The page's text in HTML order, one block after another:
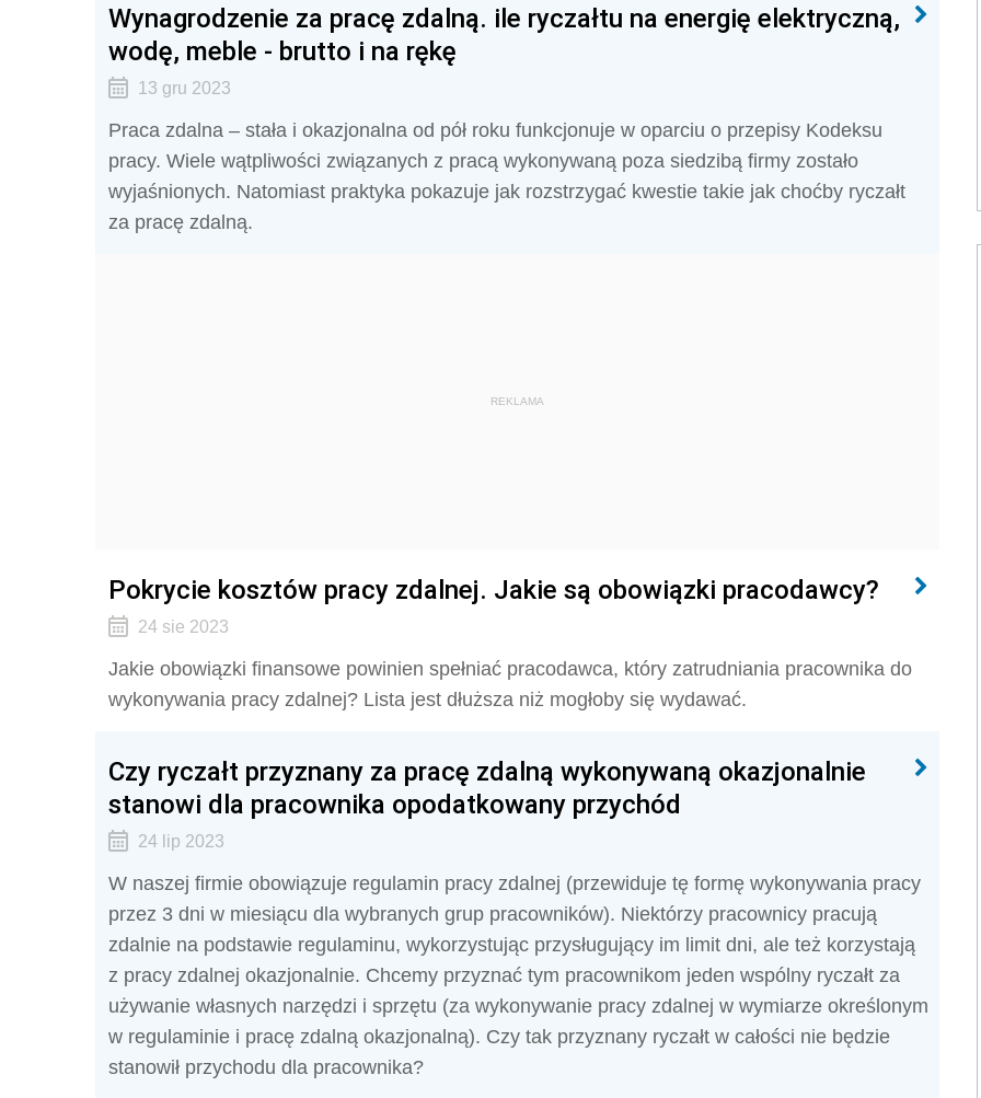
Wynagrodzenie za pracę zdalną. ile ryczałtu na energię elektryczną,
wodę, meble - brutto i na rękę
13 gru 2023
Praca zdalna – stała i okazjonalna od pół roku funkcjonuje w oparciu o przepisy Kodeksu
pracy. Wiele wątpliwości związanych z pracą wykonywaną poza siedzibą firmy zostało
wyjaśnionych. Natomiast praktyka pokazuje jak rozstrzygać kwestie takie jak choćby ryczałt
za pracę zdalną.
REKLAMA
Pokrycie kosztów pracy zdalnej. Jakie są obowiązki pracodawcy?
24 sie 2023
Jakie obowiązki finansowe powinien spełniać pracodawca, który zatrudniania pracownika do
wykonywania pracy zdalnej? Lista jest dłuższa niż mogłoby się wydawać.
Czy ryczałt przyznany za pracę zdalną wykonywaną okazjonalnie
stanowi dla pracownika opodatkowany przychód
24 lip 2023
W naszej firmie obowiązuje regulamin pracy zdalnej (przewiduje tę formę wykonywania pracy
przez 3 dni w miesiącu dla wybranych grup pracowników). Niektórzy pracownicy pracują
zdalnie na podstawie regulaminu, wykorzystując przysługujący im limit dni, ale też korzystają
z pracy zdalnej okazjonalnie. Chcemy przyznać tym pracownikom jeden wspólny ryczałt za
używanie własnych narzędzi i sprzętu (za wykonywanie pracy zdalnej w wymiarze określonym
w regulaminie i pracę zdalną okazjonalną). Czy tak przyznany ryczałt w całości nie będzie
stanowił przychodu dla pracownika?